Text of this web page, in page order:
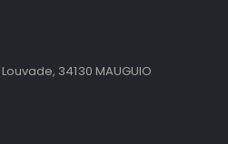
34130 MAUGUIO